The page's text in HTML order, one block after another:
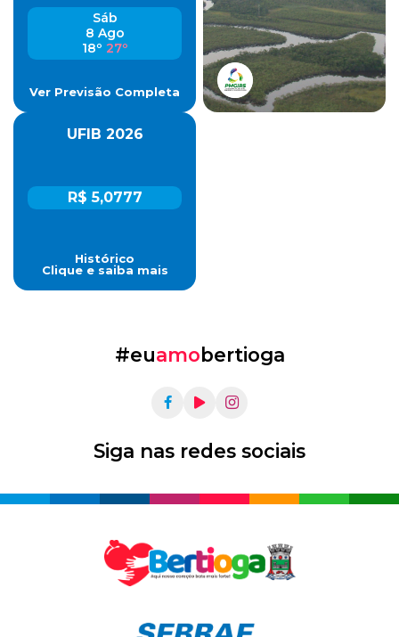
Sáb
8 Ago
18º 27º
Ver Previsão Completa
UFIB 2026
R$ 5,0777
Histórico
Clique e saiba mais
#euamobertioga
Siga nas redes sociais